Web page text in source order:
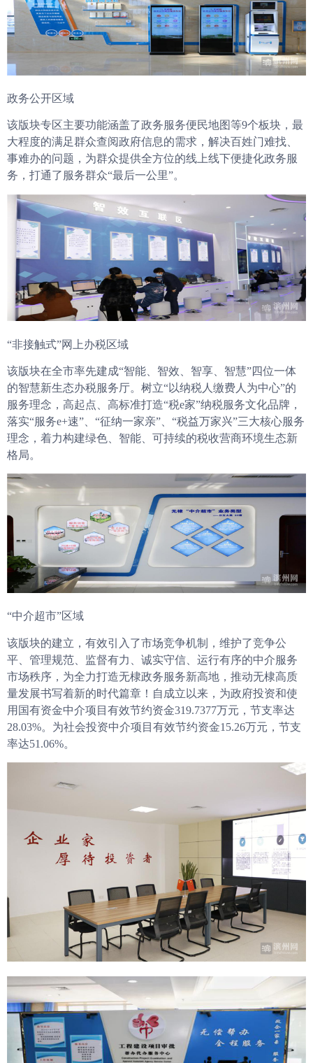
政务公开区域
该版块专区主要功能涵盖了政务服务便民地图等9个板块，最
大程度的满足群众查阅政府信息的需求，解决百姓门难找、
事难办的问题，为群众提供全方位的线上线下便捷化政务服
务，打通了服务群众“最后一公里”。
“非接触式”网上办税区域
该版块在全市率先建成“智能、智效、智享、智慧”四位一体
的智慧新生态办税服务厅。树立“以纳税人缴费人为中心”的
服务理念，高起点、高标准打造“税e家”纳税服务文化品牌，
落实“服务e+速”、“征纳一家亲”、“税益万家兴”三大核心服务
理念，着力构建绿色、智能、可持续的税收营商环境生态新
格局。
“中介超市”区域
该版块的建立，有效引入了市场竞争机制，维护了竞争公
平、管理规范、监督有力、诚实守信、运行有序的中介服务
市场秩序，为全力打造无棣政务服务新高地，推动无棣高质
量发展书写着新的时代篇章！自成立以来，为政府投资和使
用国有资金中介项目有效节约资金319.7377万元，节支率达
28.03%。为社会投资中介项目有效节约资金15.26万元，节支
率达51.06%。